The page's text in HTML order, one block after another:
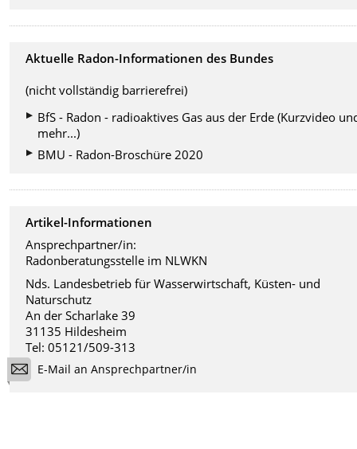
Aktuelle Radon-Informationen des Bundes
(nicht vollständig barrierefrei)
BfS - Radon - radioaktives Gas aus der Erde (Kurzvideo
mehr...)
BMU - Radon-Broschüre 2020
Artikel-Informationen
Ansprechpartner/in:
Radonberatungsstelle im NLWKN
Nds. Landesbetrieb für Wasserwirtschaft, Küsten- und
Naturschutz
An der Scharlake 39
31135 Hildesheim
Tel: 05121/509-313
E-Mail an Ansprechpartner/in